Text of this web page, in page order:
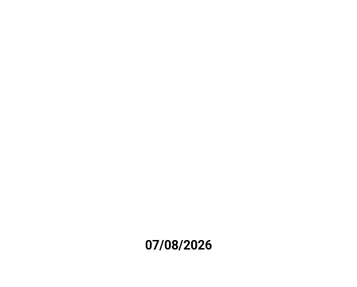
07/08/2026